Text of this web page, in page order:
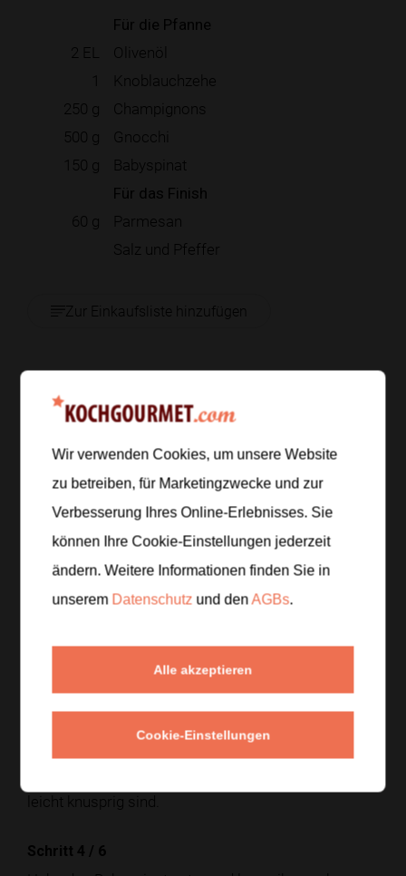
Für die Pfanne
2 EL
Olivenöl
1
Knoblauchzehe
250 g
Champignons
500 g
Gnocchi
150 g Babyspinat
Für das Finish
60 g
Parmesan
Salz und Pfeffer
Zur Einkaufsliste hinzufügen
Zubereitung
Schritt 1/6
Schäle und hacke die Knoblauchzehe fein. Putze die
Champignons und schneide sie in Scheiben. Wasche
den Babyspinat und lasse ihn abtropfen. Reibe den
Parmesan.
Schritt 2/6
brate die Champignons bei kräftiger Hitze goldbraun.
Gib den Knoblauch dazu und brate ihn kurz mit.
Gib die Gnocchi in die Pfanne und brate sie5 bis 7
leicht knusprig sind.
Schritt 4 / 6
Wir verwenden Cookies, um unsere Website
zu betreiben, für Marketingzwecke und zur
Verbesserung Ihres Online-Erlebnisses. Sie
können Ihre Cookie-Einstellungen jederzeit
ändern. Weitere Informationen finden Sie in
unserem Datenschutz und denAGBs.
Alle akzeptieren
Cookie-Einstellungen